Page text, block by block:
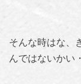
そんな時はな、
んではないかい